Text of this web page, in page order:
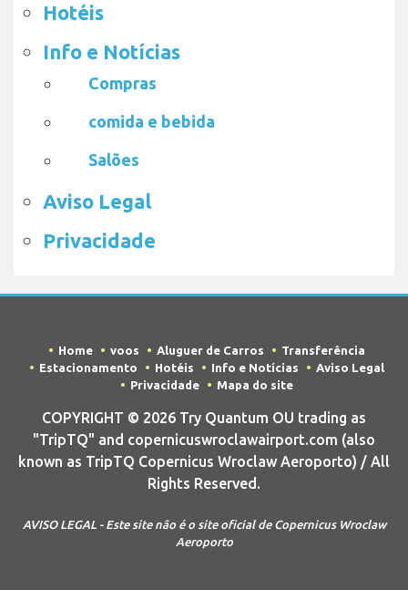
Hotéis
Info e Notícias
Compras
comida e bebida
Salões
Aviso Legal
Privacidade
Home voos Aluguer de Carros
Transferência
Estacionamento
Hotéis Info e Notícias
Aviso Legal
Privacidade
Mapa do site
COPYRIGHT © 2026 Try Quantum OU trading as
"TripTQ" and copernicuswroclawairport.com (also
known as TripTQ Copernicus Wroclaw Aeroporto) / All
Rights Reserved.
AVISO LEGAL - Este site não é o site oficial de Copernicus Wroclaw
Aeroporto